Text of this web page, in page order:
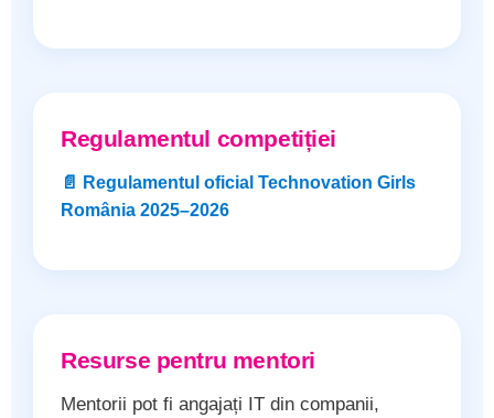
Regulamentul competiției
📄 Regulamentul oficial Technovation Girls
România 2025–2026
Resurse pentru mentori
Mentorii pot fi angajați IT din companii,